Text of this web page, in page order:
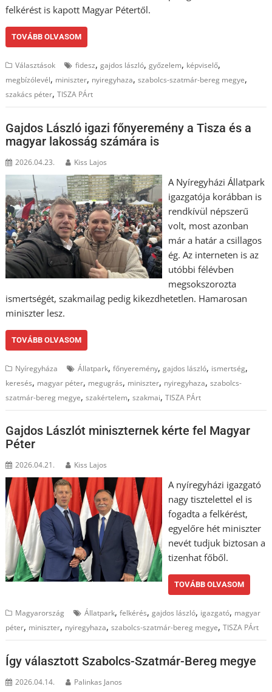
felkérést is kapott Magyar Pétertől.
TOVÁBB OLVASOM
Választások fidesz,gajdos lászló,győzelem, képviselő,
megbízólevél, miniszter, nyiregyhaza,szabolcs-szatmár-bereg megye,
szakács péter,TISZA PÁrt
Gajdos László igazi főnyeremény a Tisza és a
magyar lakosság számára is
2026.04.23. Kiss Lajos
A Nyíregyházi Állatpark
igazgatója korábban is
rendkívül népszerű
volt, most azonban
már a határ a csillagos
ég. Az interneten is az
utóbbi félévben
megsokszorozta
ismertségét, szakmailag pedig kikezdhetetlen. Hamarosan
miniszter lesz.
TOVÁBB OLVASOM
Nyíregyháza Állatpark,főnyeremény,gajdos lászló, ismertség,
keresés, magyar péter, megugrás, miniszter, nyiregyhaza,szabolcs-
szatmár-bereg megye,szakértelem,szakmai,TISZA PÁrt
Gajdos Lászlót miniszternek kérte fel Magyar
Péter
2026.04.21. Kiss Lajos
A nyíregyházi igazgató
nagy tisztelettel el is
fogadta a felkérést,
egyelőre hét miniszter
nevét tudjuk biztosan a
tizenhat főből.
TOVÁBB OLVASOM
Magyarország Állatpark,felkérés,gajdos lászló, igazgató, magyar
péter, miniszter, nyiregyhaza,szabolcs-szatmár-bereg megye,TISZA PÁrt
Így választott Szabolcs-Szatmár-Bereg megye
2026.04.14. Palinkas Janos